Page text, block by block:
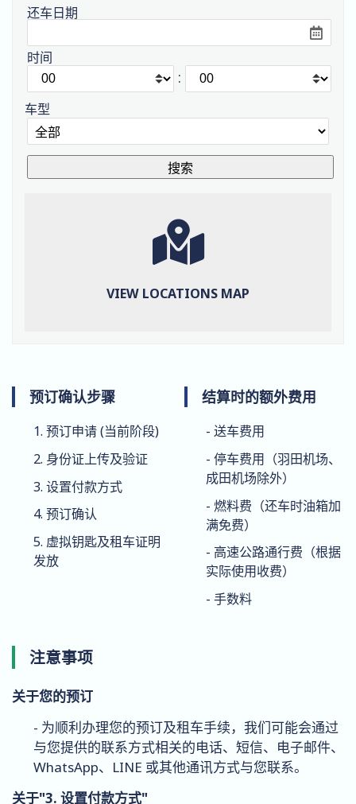
还车日期
时间
:
车型
VIEW LOCATIONS MAP
预订确认步骤
1. 预订申请 (当前阶段)
2. 身份证上传及验证
3. 设置付款方式
4. 预订确认
5. 虚拟钥匙及租车证明
发放
结算时的额外费用
- 送车费用
- 停车费用（羽田机场、
成田机场除外）
- 燃料费（还车时油箱加
满免费）
- 高速公路通行费（根据
实际使用收费）
- 手数料
注意事项
关于您的预订
- 为顺利办理您的预订及租车手续，我们可能会通过
与您提供的联系方式相关的电话、短信、电子邮件、
WhatsApp、LINE 或其他通讯方式与您联系。
关于"3. 设置付款方式"